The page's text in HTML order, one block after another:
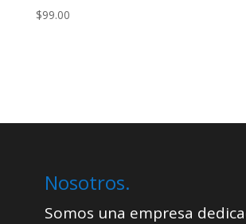
$99.00
Nosotros.
Somos una empresa